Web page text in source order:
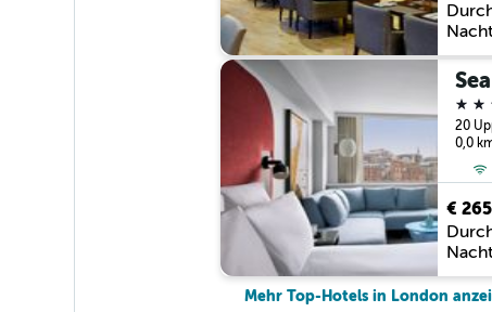
Nacht
5
20
0,0
€ 265
Nacht
Mehr Top-Hotels in London